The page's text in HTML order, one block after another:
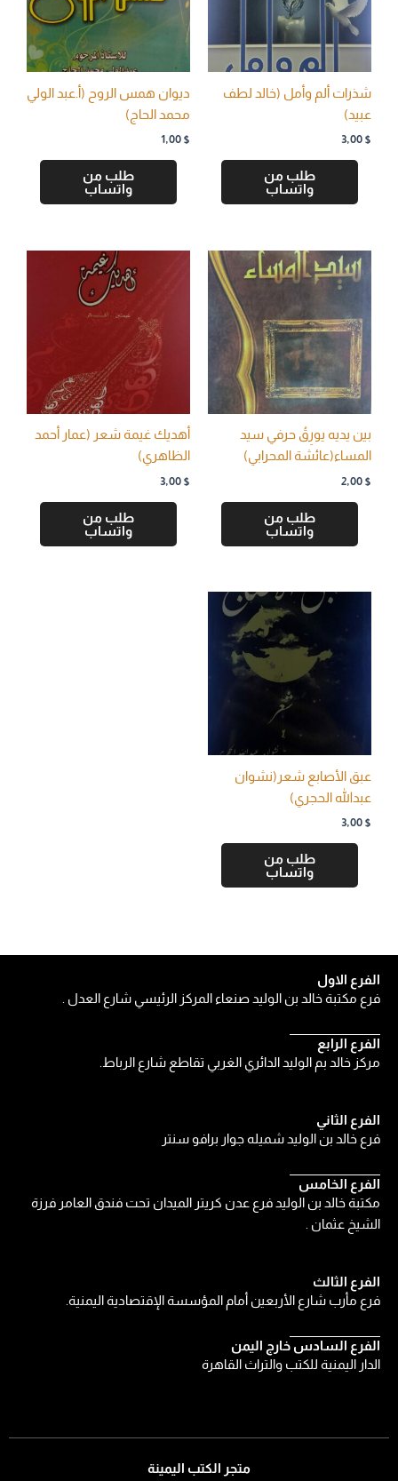
شذرات ألم وأمل (خالد لطف
عبيد)
3,00 $
طلب من
واتساب
ديوان همس الروح (أ.عبد الولي
محمد الحاج)
1,00 $
طلب من
واتساب
بين يديه يورِقُ حرفي سيد
المساء(عائشة المحرابي)
2,00 $
طلب من
واتساب
أهديك غيمة شعر (عمار أحمد
الظاهري)
3,00 $
طلب من
واتساب
عبق الأصابع شعر(نشوان
عبدالله الحجري)
3,00 $
طلب من
واتساب
الفرع الثالث
فرع مأرب شارع الأربعين أمام المؤسسة الإقتصادية اليمنية.
الفرع السادس خارج اليمن
الدار اليمنية للكتب والتراث القاهرة
الفرع الثاني
فرع خالد بن الوليد شميله جوار برافو سنتر
الفرع الخامس
مكتبة خالد بن الوليد فرع عدن كريتر الميدان تحت فندق العامر فرزة
الشيخ عثمان .
الفرع الاول
فرع مكتبة خالد بن الوليد صنعاء المركز الرئيسي شارع العدل .
الفرع الرابع
مركز خالد بم الوليد الدائري الغربي تقاطع شارع الرباط.
متجر الكتب اليمينة